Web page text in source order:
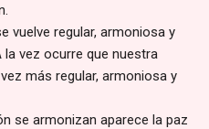
vuelve regular, armoniosa y
vez ocurre que nuestra
más regular, armoniosa y
se armonizan aparece la paz